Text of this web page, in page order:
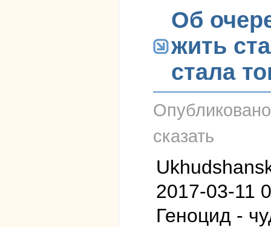
Об
жить
стала
сказать
2017-03-11
Геноцид -